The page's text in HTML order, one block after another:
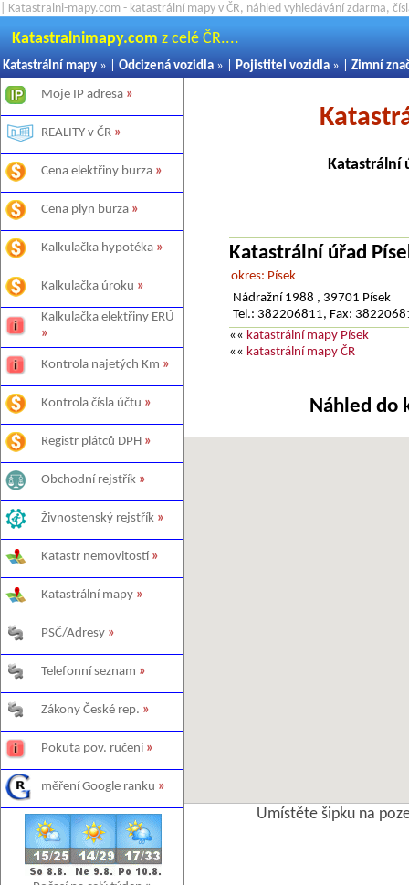
| Katastralni-mapy.com - katastrální mapy v ČR, náhled vyhledávání zdarma,
Katastralnimapy.com z celé ČR....
Katastrální mapy » | Odcizená vozidla » | Pojistitel vozidla » | Zimní
Moje IP adresa »
REALITY v ČR »
Cena elektřiny burza »
Cena plyn burza »
Kalkulačka hypotéka »
Kalkulačka úroku »
Kalkulačka elektřiny ERÚ
»
Kontrola najetých Km »
Kontrola čísla účtu »
Registr plátců DPH »
Obchodní rejstřík »
Živnostenský rejstřík »
Katastr nemovitostí »
Katastrální mapy »
PSČ/Adresy »
Telefonní seznam »
Zákony České rep. »
Pokuta pov. ručení »
měření Google ranku »
Katastrální
Katastrální úřad
okres: Písek
Nádražní 1988 , 39701 Písek
Tel.: 382206811, Fax:
«« katastrální mapy Písek
«« katastrální mapy ČR
Náhled do
Umístěte šipku na